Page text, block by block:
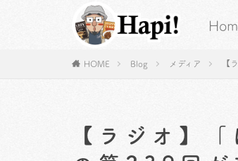
HOME Blog メディア 【
【ラジオ】